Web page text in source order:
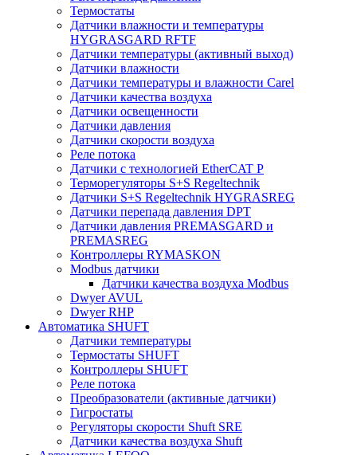
Термостаты
Датчики влажности и температуры
HYGRASGARD RFTF
Датчики температуры (активный выход)
Датчики влажности
Датчики температуры и влажности Carel
Датчики качества воздуха
Датчики освещенности
Датчики давления
Датчики скорости воздуха
Реле потока
Датчики с технологией EtherCAT P
Терморегуляторы S+S Regeltechnik
Датчики S+S Regeltechnik HYGRASREG
Датчики перепада давления DPT
Датчики давления PREMASGARD и
PREMASREG
Контроллеры RYMASKON
Modbus датчики
Датчики качества воздуха Modbus
Dwyer AVUL
Dwyer RHP
Автоматика SHUFT
Датчики температуры
Термостаты SHUFT
Контроллеры SHUFT
Реле потока
Преобразователи (активные датчики)
Гигростаты
Регуляторы скорости Shuft SRE
Датчики качества воздуха Shuft